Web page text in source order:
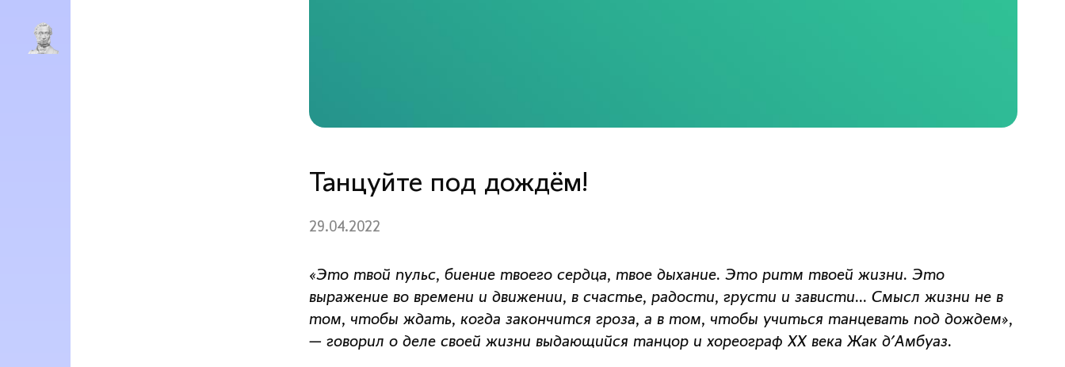
Танцуйте под дождём!
29.04.2022
«Это твой пульс, биение твоего сердца, твое дыхание. Это ритм твоей жизни. Это
выражение во времени и движении, в счастье, радости, грусти и зависти... Смысл жизни не в
том, чтобы ждать, когда закончится гроза, а в том, чтобы учиться танцевать под дождем»,
— говорил о деле своей жизни выдающийся танцор и хореограф ХХ века Жак д'Амбуаз.